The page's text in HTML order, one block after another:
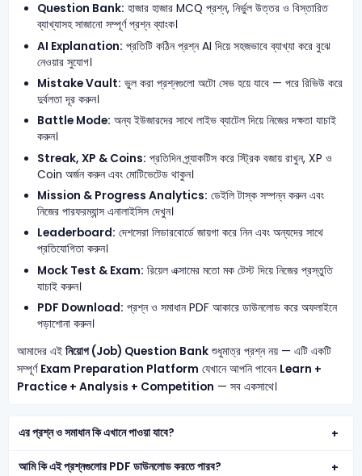
Question Bank: হাজার হাজার MCQ প্রশ্ন, নির্ভুল উত্তর ও বিস্তারিত
ব্যাখ্যাসহ সাজানো সম্পূর্ণ প্রশ্ন ব্যাংক।
AI Explanation: প্রতিটি কঠিন প্রশ্ন AI দিয়ে সহজভাবে ব্যাখ্যা করে বুঝে
নেওয়ার সুযোগ।
Mistake Vault: ভুল করা প্রশ্নগুলো অটো সেভ হয়ে যাবে — পরে রিভিউ করে
দুর্বলতা দূর করুন।
Battle Mode: অন্য ইউজারদের সাথে লাইভ ব্যাটেল দিয়ে নিজের দক্ষতা যাচাই
করুন।
Streak, XP & Coins: প্রতিদিন প্র্যাকটিস করে স্ট্রিক বজায় রাখুন, XP ও
Coin অর্জন করুন এবং মোটিভেটেড থাকুন।
Mission & Progress Analytics: ডেইলি টাস্ক সম্পন্ন করুন এবং
নিজের পারফরম্যান্স এনালাইসিস দেখুন।
Leaderboard: দেশসেরা লিডারবোর্ডে জায়গা করে নিন এবং অন্যদের সাথে
প্রতিযোগিতা করুন।
Mock Test & Exam: রিয়েল এক্সামের মতো মক টেস্ট দিয়ে নিজের প্রস্তুতি
যাচাই করুন।
PDF Download: প্রশ্ন ও সমাধান PDF আকারে ডাউনলোড করে অফলাইনে
পড়াশোনা করুন।
আমাদের এই নিয়োগ (Job) Question Bankশুধুমাত্র প্রশ্ন নয় — এটি একটি
সম্পূর্ণ Exam Preparation Platform যেখানে আপনি পাবেন Learn +
Practice + Analysis + Competition — সব একসাথে।
এর প্রশ্ন ও সমাধান কি এখানে পাওয়া যাবে?
আমি কি এই প্রশ্নগুলোর PDF ডাউনলোড করতে পারব?